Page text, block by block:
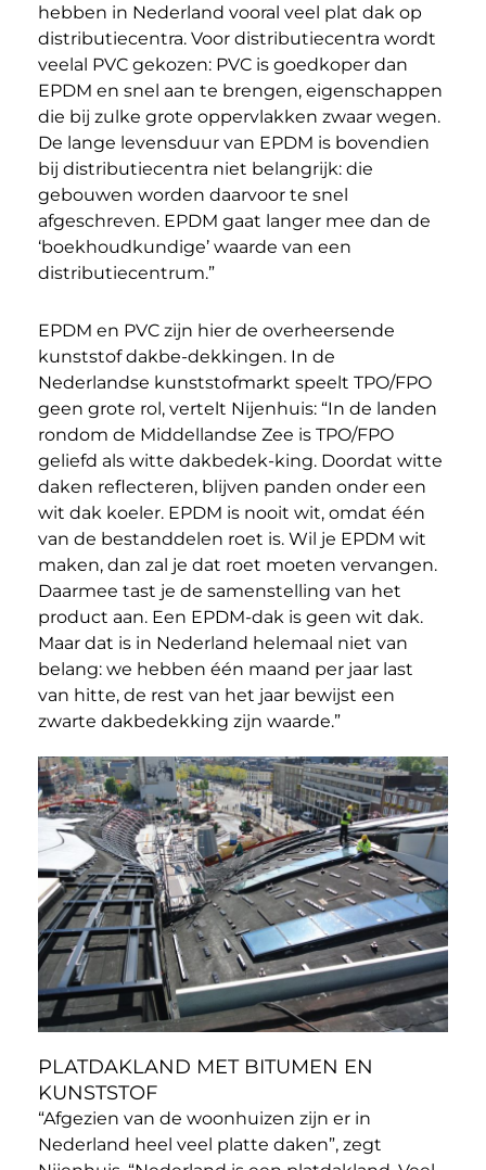
hebben in Nederland vooral veel plat dak op
distributiecentra. Voor distributiecentra wordt
veelal PVC gekozen: PVC is goedkoper dan
EPDM en snel aan te brengen, eigenschappen
die bij zulke grote oppervlakken zwaar wegen.
De lange levensduur van EPDM is bovendien
bij distributiecentra niet belangrijk: die
gebouwen worden daarvoor te snel
afgeschreven. EPDM gaat langer mee dan de
‘boekhoudkundige’ waarde van een
distributiecentrum.”
EPDM en PVC zijn hier de overheersende
kunststof dakbe-dekkingen. In de
Nederlandse kunststofmarkt speelt TPO/FPO
geen grote rol, vertelt Nijenhuis: “In de landen
rondom de Middellandse Zee is TPO/FPO
geliefd als witte dakbedek-king. Doordat witte
daken reflecteren, blijven panden onder een
wit dak koeler. EPDM is nooit wit, omdat één
van de bestanddelen roet is. Wil je EPDM wit
maken, dan zal je dat roet moeten vervangen.
Daarmee tast je de samenstelling van het
product aan. Een EPDM-dak is geen wit dak.
Maar dat is in Nederland helemaal niet van
belang: we hebben één maand per jaar last
van hitte, de rest van het jaar bewijst een
zwarte dakbedekking zijn waarde.”
PLATDAKLAND MET BITUMEN EN
KUNSTSTOF
“Afgezien van de woonhuizen zijn er in
Nederland heel veel platte daken”, zegt